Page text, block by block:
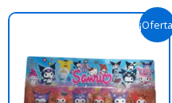
El
era:
$ 24.500,00.
El
precio
actual
es:
$